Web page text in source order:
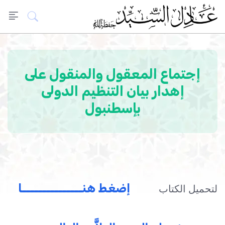
إجتماع المعقول والمنقول على
إهدار بيان التنظيم الدولى
بإسطنبول
لتحميل الكتاب إضغط هنـــــــــــــــا